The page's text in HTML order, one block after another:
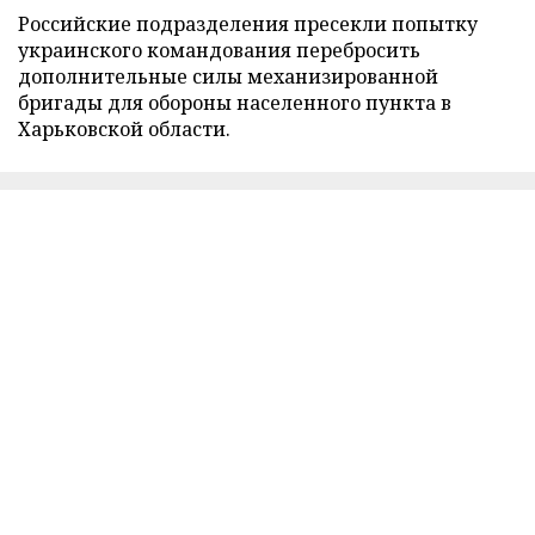
Российские подразделения пресекли попытку
украинского командования перебросить
дополнительные силы механизированной
бригады для обороны населенного пункта в
Харьковской области.